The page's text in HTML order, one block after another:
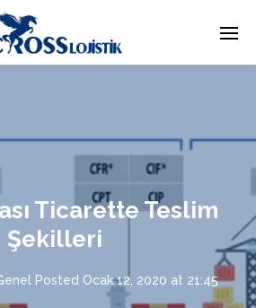
Ticarette Teslim
Şekilleri
Posted Ocak 12, 2020 at 21:45